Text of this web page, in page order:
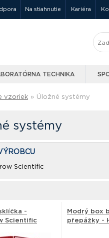
Na stiahnutie Kariéra
TECHNIKA
vzoriek » Úložné systémy
systémy
Scientific
-
Scientific
Modrý box
přepážky -